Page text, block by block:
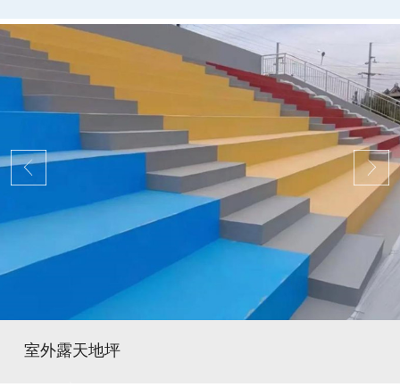
室外露天地坪